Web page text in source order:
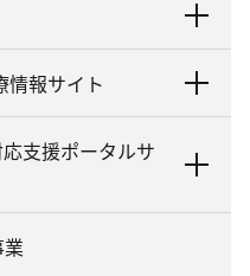
情報サイト
支援ポータルサ